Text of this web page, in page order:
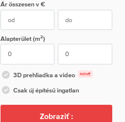
Ár összesen v €
Alapterület (m2)
3D prehliadka a video NOVÉ
Csak új építésű ingatlan
Zobraziť :